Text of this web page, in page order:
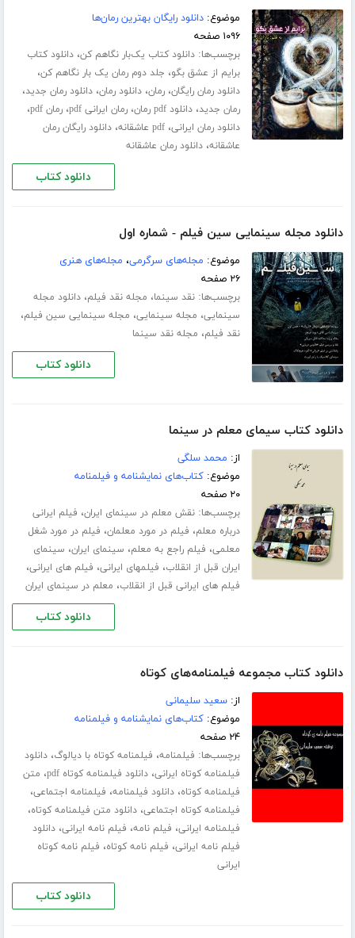
موضوع:دانلود رایگان بهترین رمان‌ها
۱۰۹۶ صفحه
برچسب‌ها:دانلود کتاب یک‌بار نگاهم کن،دانلود کتاب
برایم از عشق بگو، جلد دوم رمان یک بار نگاهم کن،
دانلود رمان رایگان،رمان،دانلود رمان،دانلود رمان جدید،
رمان جدید،دانلود pdf رمان ،رمان ایرانی pdf ،رمان pdf ،
دانلود رمان ایرانی،pdf عاشقانه ،دانلود رایگان رمان
عاشقانه،دانلود رمان عاشقانه
دانلود کتاب
دانلود مجله سینمایی سین فیلم - شماره اول
موضوع: مجله‌های سرگرمی، مجله‌های هنری
۲۶ صفحه
برچسب‌ها:نقد سینما، مجله نقد فیلم،دانلود مجله
سینمایی، مجله سینمایی، مجله سینمایی سین فیلم،
نقد فیلم، مجله نقد سینما
دانلود کتاب
دانلود کتاب سیمای معلم در سینما
از: محمد سلگی
موضوع:کتاب‌های نمایشنامه و فیلمنامه
۲۰ صفحه
برچسب‌ها:نقش معلم در سینمای ایران، فیلم ایرانی
درباره معلم، فیلم در مورد معلمان، فیلم در مورد شغل
معلمی، فیلم راجع به معلم، سینمای ایران، سینمای
ایران قبل از انقلاب، فیلمهای ایرانی، فیلم های ایرانی،
فیلم های ایرانی قبل از انقلاب، معلم در سینمای ایران
دانلود کتاب
دانلود کتاب مجموعه فیلمنامه‌های کوتاه
از:سعید سلیمانی
موضوع:کتاب‌های نمایشنامه و فیلمنامه
۲۴ صفحه
برچسب‌ها: فیلمنامه، فیلمنامه کوتاه با دیالوگ،دانلود
فیلمنامه کوتاه ایرانی،دانلود فیلمنامه کوتاه pdf ، متن
فیلمنامه کوتاه،دانلود فیلمنامه، فیلمنامه اجتماعی،
فیلمنامه کوتاه اجتماعی،دانلود متن فیلمنامه کوتاه،
فیلمنامه ایرانی، فیلم نامه، فیلم نامه ایرانی،دانلود
فیلم نامه ایرانی، فیلم نامه کوتاه، فیلم نامه کوتاه
ایرانی
دانلود کتاب